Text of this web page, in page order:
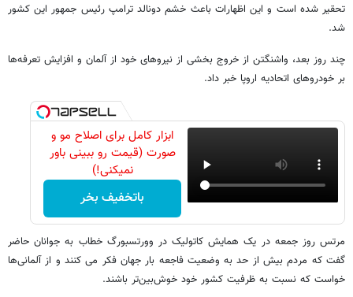
تحقیر شده است و این اظهارات باعث خشم دونالد ترامپ رئیس جمهور این کشور
شد.
چند روز بعد، واشنگتن از خروج بخشی از نیروهای خود از آلمان و افزایش تعرفه‌ها
بر خودروهای اتحادیه اروپا خبر داد.
ابزار کامل برای اصلاح مو و
صورت (قیمت رو ببینی باور
نمیکنی!)
باتخفیف بخر
مرتس روز جمعه در یک همایش کاتولیک در وورتسبورگ خطاب به جوانان حاضر
گفت که مردم بیش از حد به وضعیت فاجعه بار جهان فکر می کنند و از آلمانی‌ها
خواست که نسبت به ظرفیت کشور خود خوش‌بین‌تر باشند.